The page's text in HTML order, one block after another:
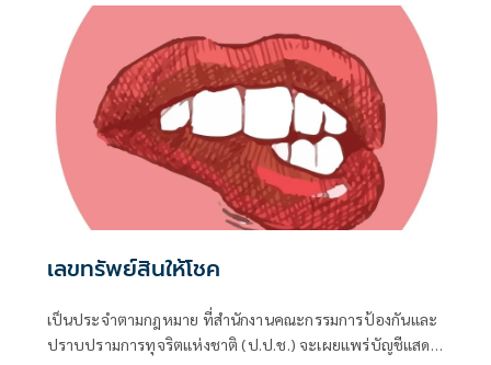
เลขทรัพย์สินให้โชค
เป็นประจำตามกฎหมาย ที่สำนักงานคณะกรรมการป้องกันและ
ปราบปรามการทุจริตแห่งชาติ (ป.ป.ช.) จะเผยแพร่บัญชีแสดง